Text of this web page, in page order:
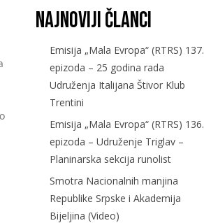
Najnoviji članci
Emisija „Mala Evropa“ (RTRS) 137.
epizoda – 25 godina rada
Udruženja Italijana Štivor Klub
Trentini
Emisija „Mala Evropa“ (RTRS) 136.
epizoda – Udruženje Triglav –
Planinarska sekcija runolist
Smotra Nacionalnih manjina
Republike Srpske i Akademija
Bijeljina (Video)